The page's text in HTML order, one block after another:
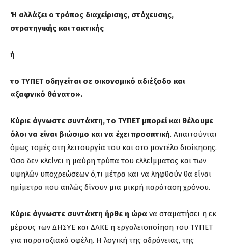
Ή αλλάζει ο τρόπος διαχείρισης, στόχευσης,
στρατηγικής και τακτικής
ή
το ΤΥΠΕΤ οδηγείται σε οικονομικό αδιέξοδο και
«ξαφνικό θάνατο».
Κύριε άγνωστε συντάκτη, το ΤΥΠΕΤ μπορεί και θέλουμε
όλοι να είναι βιώσιμο και να έχει προοπτική. Απαιτούνται
όμως τομές στη λειτουργία του και στο μοντέλο διοίκησης.
Όσο δεν κλείνει η μαύρη τρύπα του ελλείμματος και των
υψηλών υποχρεώσεων ό,τι μέτρα και να ληφθούν θα είναι
ημίμετρα που απλώς δίνουν μια μικρή παράταση χρόνου.
Κύριε άγνωστε συντάκτη ήρθε η ώρα να σταματήσει η εκ
μέρους των ΔΗΣΥΕ και ΔΑΚΕ η εργαλειοποίηση του ΤΥΠΕΤ
για παραταξιακά οφέλη. Η λογική της αδράνειας, της